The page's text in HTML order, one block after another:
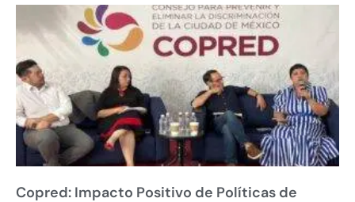
Copred: Impacto Positivo de Políticas de